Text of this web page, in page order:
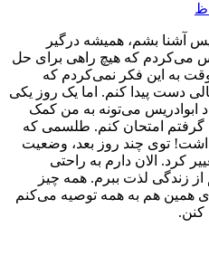
آشنا بشم، همیشه درگیر
می‌کردم که هیچ راهی برای حل
به این فکر نمی‌کردم که
دست پیدا کنم. اما یک روز یکی
ابوادریس می‌تونه به من کمک
گرفتم امتحان کنم. طلسمی که
توی چند روز بعد، وضعیت
کرد. الان دارم به راحتی
زندگی لذت ببرم. همه چیز
همین هم به همه توصیه می‌کنم
کنن.